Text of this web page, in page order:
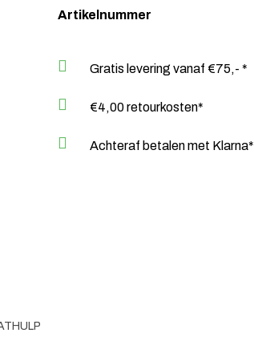
Artikelnummer
Gratis levering vanaf €75,- *
€4,00 retourkosten*
Achteraf betalen met Klarna*